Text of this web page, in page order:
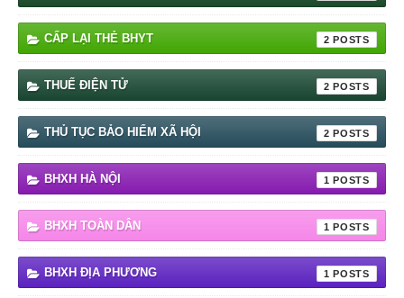
CẤP LẠI THẺ BHYT 2
THUẾ ĐIỆN TỬ 2
THỦ TỤC BẢO HIỂM XÃ HỘI 2
BHXH HÀ NỘI 1
BHXH TOÀN DÂN 1
BHXH ĐỊA PHƯƠNG 1